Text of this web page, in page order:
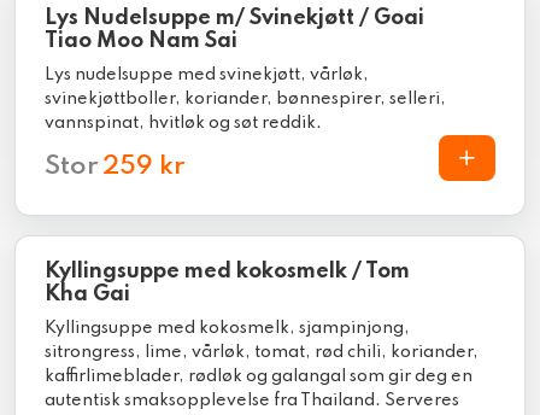
Lys Nudelsuppe m/ Svinekjøtt / Goai
Tiao Moo Nam Sai
Lys nudelsuppe med svinekjøtt, vårløk,
svinekjøttboller, koriander, bønnespirer, selleri,
vannspinat, hvitløk og søt reddik.
Stor 259 kr
Kyllingsuppe med kokosmelk / Tom
Kha Gai
Kyllingsuppe med kokosmelk, sjampinjong,
sitrongress, lime, vårløk, tomat, rød chili, koriander,
kaffirlimeblader, rødløk og galangal som gir deg en
autentisk smaksopplevelse fra Thailand. Serveres